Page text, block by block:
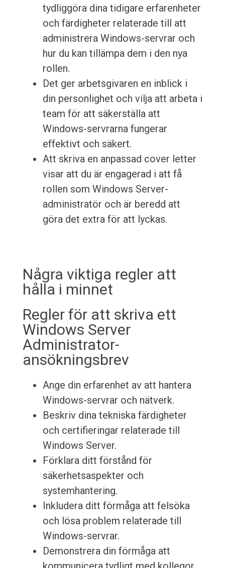
tydliggöra dina tidigare erfarenheter
och färdigheter relaterade till att
administrera Windows-servrar och
hur du kan tillämpa dem i den nya
rollen.
Det ger arbetsgivaren en inblick i
din personlighet och vilja att arbeta i
team för att säkerställa att
Windows-servrarna fungerar
effektivt och säkert.
Att skriva en anpassad cover letter
visar att du är engagerad i att få
rollen som Windows Server-
administratör och är beredd att
göra det extra för att lyckas.
Några viktiga regler att
hålla i minnet
Regler för att skriva ett
Windows Server
Administrator-
ansökningsbrev
Ange din erfarenhet av att hantera
Windows-servrar och nätverk.
Beskriv dina tekniska färdigheter
och certifieringar relaterade till
Windows Server.
Förklara ditt förstånd för
säkerhetsaspekter och
systemhantering.
Inkludera ditt förmåga att felsöka
och lösa problem relaterade till
Windows-servrar.
Demonstrera din förmåga att